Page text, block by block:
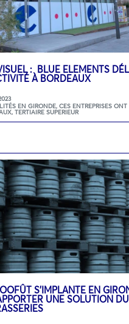
: BLUE ELEMENTS
À BORDEAUX
EN GIRONDE,CES ENTREPRISES
,TERTIAIRE SUPERIEUR
S’IMPLANTE EN
UNE SOLUTION